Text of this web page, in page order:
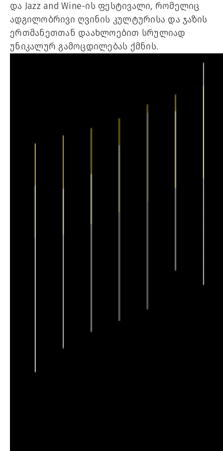
და Jazz and Wine-ის ფესტივალი, რომელიც
ადგილობრივი ღვინის კულტურისა და ჯაზის
ერთმანეთთან დაახლოებით სრულიად
უნიკალურ გამოცდილებას ქმნის.